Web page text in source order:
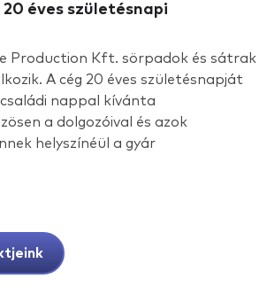
éves születésnapi
Production Kft. sörpadok és sátrak
A cég 20 éves születésnapját
nappal kívánta
a dolgozóival és azok
helyszínéül a gyár